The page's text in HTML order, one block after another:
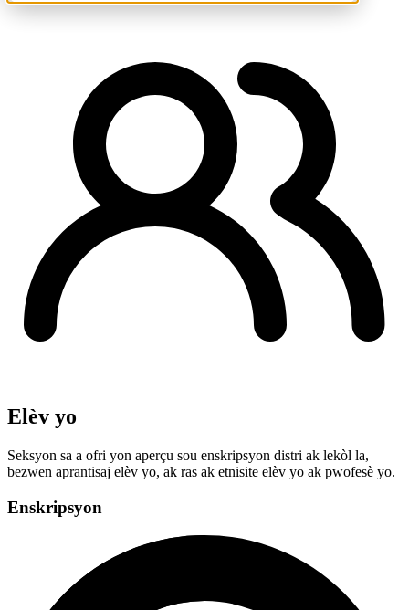
Elèv yo
Seksyon sa a ofri yon aperçu sou enskripsyon distri ak lekòl la,
bezwen aprantisaj elèv yo, ak ras ak etnisite elèv yo ak pwofesè yo.
Enskripsyon